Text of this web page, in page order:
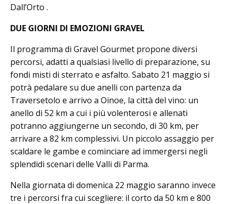
Dall’Orto .
DUE GIORNI DI EMOZIONI GRAVEL
Il programma di Gravel Gourmet propone diversi
percorsi, adatti a qualsiasi livello di preparazione, su
fondi misti di sterrato e asfalto. Sabato 21 maggio si
potrà pedalare su due anelli con partenza da
Traversetolo e arrivo a Oinoe, la città del vino: un
anello di 52 km a cui i più volenterosi e allenati
potranno aggiungerne un secondo, di 30 km, per
arrivare a 82 km complessivi. Un piccolo assaggio per
scaldare le gambe e cominciare ad immergersi negli
splendidi scenari delle Valli di Parma.
Nella giornata di domenica 22 maggio saranno invece
tre i percorsi fra cui scegliere: il corto da 50 km e 800